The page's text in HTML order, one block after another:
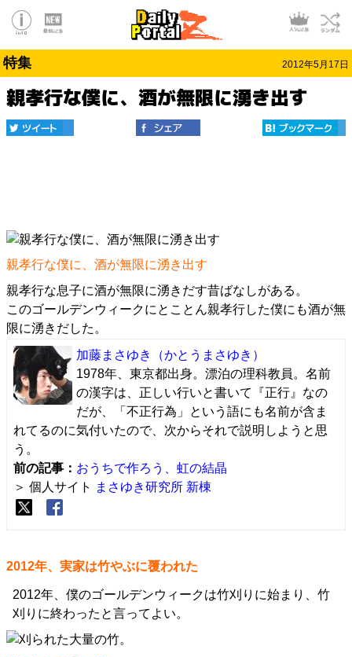
特集 2012年5月17日
親孝行な僕に、酒が無限に湧き出す
親孝行な僕に、酒が無限に湧き出す
親孝行な息子に酒が無限に湧きだす昔ばなしがある。
このゴールデンウィークにとことん親孝行した僕にも酒が無
限に湧きだした。
加藤まさゆき
（かとうまさゆき）
1978年、東京都出身。漂泊の理科教員。名前
の漢字は、正しい行いと書いて『正行』なの
だが、「不正行為」という語にも名前が含ま
れてるのに気付いたので、次からそれで説明しようと思
う。
前の記事： おうちで作ろう、虹の結晶
＞ 個人サイト
まさゆき研究所 新棟
2012年、実家は竹やぶに覆われた
2012年、僕のゴールデンウィークは竹刈りに始まり、竹
刈りに終わったと言ってよい。